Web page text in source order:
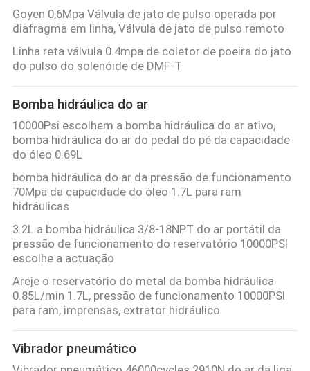
Goyen 0,6Mpa Válvula de jato de pulso operada por
diafragma em linha, Válvula de jato de pulso remoto
Linha reta válvula 0.4mpa de coletor de poeira do jato
do pulso do solenóide de DMF-T
Bomba hidráulica do ar
10000Psi escolhem a bomba hidráulica do ar ativo,
bomba hidráulica do ar do pedal do pé da capacidade
do óleo 0.69L
bomba hidráulica do ar da pressão de funcionamento
70Mpa da capacidade do óleo 1.7L para ram
hidráulicas
3.2L a bomba hidráulica 3/8-18NPT do ar portátil da
pressão de funcionamento do reservatório 10000PSI
escolhe a actuação
Areje o reservatório do metal da bomba hidráulica
0.85L/min 1.7L, pressão de funcionamento 10000PSI
para ram, imprensas, extrator hidráulico
Vibrador pneumático